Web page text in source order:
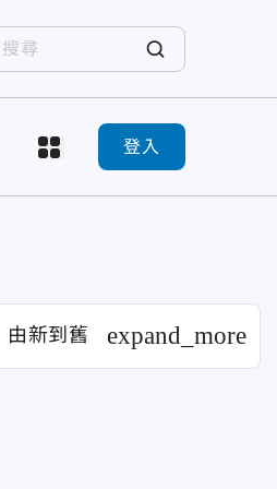
登入
由新到舊 expand_more